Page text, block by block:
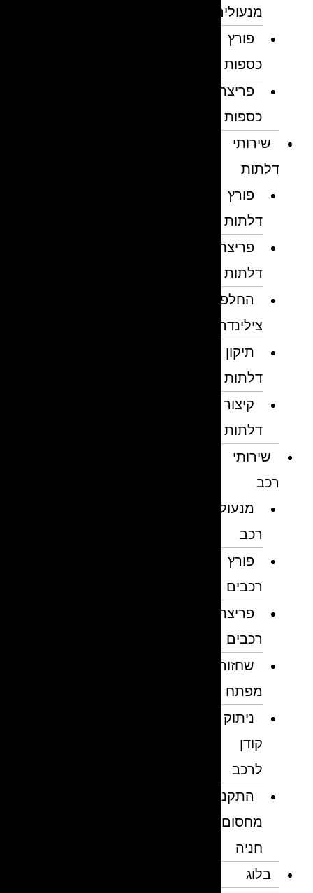
מנעולים
פורץ
כספות
פריצת
כספות
שירותי
דלתות
פורץ
דלתות
פריצת
דלתות
החלפת
צילינדרים
תיקון
דלתות
קיצור
דלתות
שירותי
מנעולן
פורץ
רכבים
פריצת
רכבים
שחזור
מפתח
ניתוק
לרכב
התקנת
מחסום
חניה
בלוג